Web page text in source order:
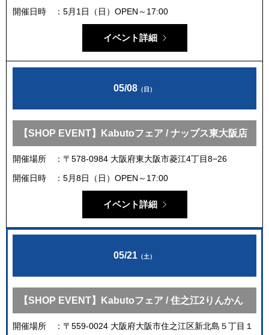
開催日時
5月1日（日）OPEN～17:00
イベント詳細
05/08 （日）
【SHOP EVENT】Kabutoフェア / ナップス東大阪店
開催場所
〒578-0984 大阪府東大阪市菱江4丁目8−26
開催日時
5月8日（日）OPEN～17:00
イベント詳細
05/21 （土）
【SHOP EVENT】Kabutoフェア / 住之江2りんかん
開催場所
〒559-0024 大阪府大阪市住之江区新北島５丁目１